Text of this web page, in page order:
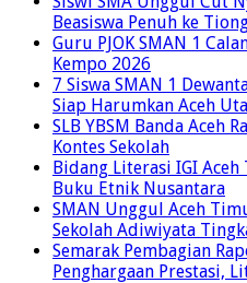
Beasiswa Penuh ke
Guru PJOK SMAN 1
Kempo 2026
7 Siswa SMAN 1
Siap Harumkan Aceh
SLB YBSM Banda Aceh
Kontes Sekolah
Bidang Literasi IGI
Buku Etnik Nusantara
SMAN Unggul Aceh
Sekolah Adiwiyata
Semarak Pembagian
Penghargaan Prestasi,